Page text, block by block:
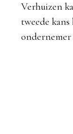
Verhuizen
tweede
ondernemer